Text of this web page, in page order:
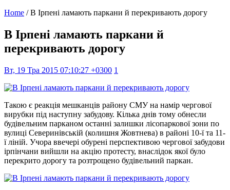
Home / В Ірпені ламають паркани й перекривають дорогу
В Ірпені ламають паркани й
перекривають дорогу
Вт, 19 Тра 2015 07:10:27 +0300 1
Такою є реакція мешканців району СМУ на намір чергової
вирубки під наступну забудову. Кілька днів тому обнесли
будівельним парканом останні залишки лісопаркової зони по
вулиці Северинівській (колишня Жовтнева) в районі 10-ї та 11-
ї ліній. Учора ввечері обурені перспективою чергової забудови
ірпінчани вийшли на акцію протесту, внаслідок якої було
перекрито дорогу та розтрощено будівельний паркан.